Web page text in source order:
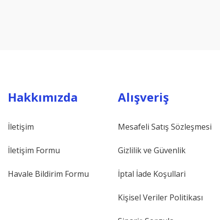
Hakkımızda
İletişim
İletişim Formu
Havale Bildirim Formu
Alışveriş
Mesafeli Satış Sözleşmesi
Gizlilik ve Güvenlik
İptal İade Koşullari
Kişisel Veriler Politikası